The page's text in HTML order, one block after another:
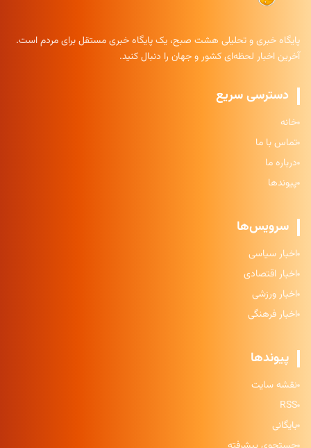
پایگاه خبری و تحلیلی هشت صبح، یک پایگاه خبری مستقل برای مردم است.
آخرین اخبار لحظه‌ای کشور و جهان را دنبال کنید.
دسترسی سریع
خانه
تماس با ما
درباره ما
پیوندها
سرویس‌ها
اخبار سیاسی
اخبار اقتصادی
اخبار ورزشی
اخبار فرهنگی
پیوندها
نقشه سایت
RSS
بایگانی